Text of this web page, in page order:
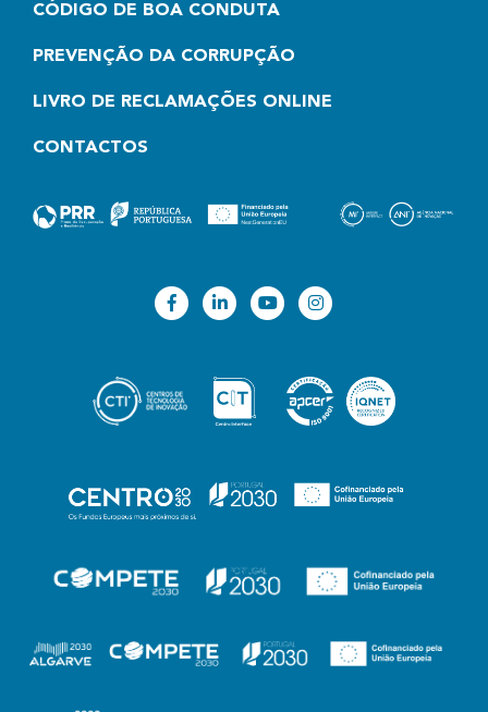
CÓDIGO DE BOA CONDUTA
PREVENÇÃO DA CORRUPÇÃO
LIVRO DE RECLAMAÇÕES ONLINE
CONTACTOS